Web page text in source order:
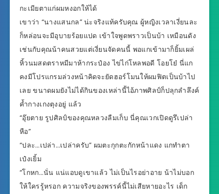
กะเมียตาแก่ผมหงอกให้ได้
เขาว่า “นางแสนกล” น่ะจริงแท้ครับคุณ ผู้หญิงเวลาเงี่ยนละ
ก็หล่อนจะมีอุบายร้อยแปด เข้าใจพูดพราวเป็นบ้า เหมือนดัง
เช่นกับคุณน้าคนสวยแต่เงี่ยนจัดคนนี้ พอแกเข้ามาก็ยิ้มเผล่
หิ้วนมสดตราหมีมาห้ากระป๋อง ไข่ไก่โหลพอดี โอยโย๋ นี่แก
คงมีโปรแกรมล่วงหน้าคิดจะยัดฮอร์โมนให้ผมฟิตเป็นบ้าไป
เลย ขนาดผมยังไม่ได้กินของเหล่านี้ไอ้ภาพศิลป์ก็ปลุกลำลึงค์
ค้ำกางเกงตุงอยู่ แล้ว
“อุ๊ยตาย รูปศิลป์ของคุณหลวงลืมเก็บ นี่คุณเวกเปิดดูรึเปล่า
หือ”
“ปละ…เปล่า…เปล่าครับ” ผมตะกุกตะกักหน้าแดง แกทำตา
เป๋งเยิ้ม
“โกหก…นั่น แน่แอบดูเขาแล้ว ไม่เป็นไรอย่าอาย น้าไม่บอก
ให้ใครรู้หรอก ความจริงของพรรค์นี้ไม่เสียหายอะไร เด็ก